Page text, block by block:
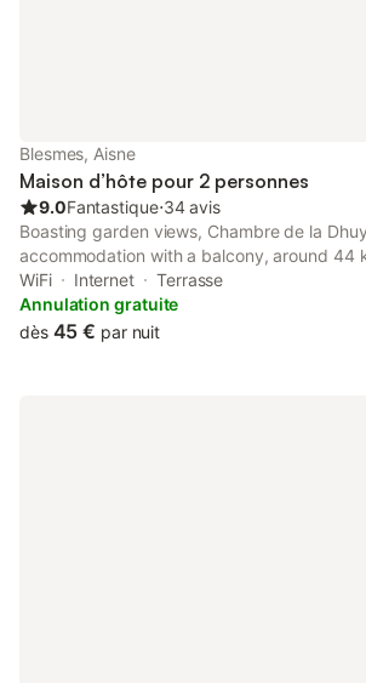
Blesmes, Aisne
Maison d’hôte pour 2 personnes
9.0Fantastique⋅34 avis
Boasting garden views, Chambre de la
accommodation with a balcony, around 44
Train Station. This property offers access to
private parking and free WiFi.
WiFi Internet
Terrasse
Annulation gratuite
dès 45 € par nuit